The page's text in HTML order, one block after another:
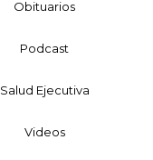
Obituarios
Podcast
Salud Ejecutiva
Videos